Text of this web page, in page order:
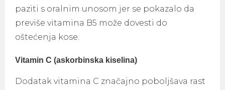
paziti s oralnim unosom jer se pokazalo da
previše vitamina B5 može dovesti do
oštećenja kose.
Vitamin C (askorbinska kiselina)
Dodatak vitamina C značajno poboljšava rast